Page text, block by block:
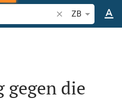
Bibelstelle oder
ZB
gegen die